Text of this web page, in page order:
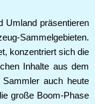
Umland präsentieren
Sammelgebieten.
konzentriert sich die
Inhalte aus dem
auch heute
große Boom-Phase